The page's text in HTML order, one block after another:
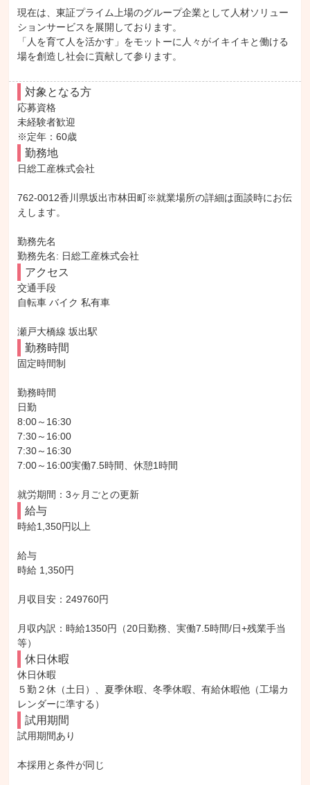
現在は、東証プライム上場のグループ企業として人材ソリュー
ションサービスを展開しております。
「人を育て人を活かす」をモットーに人々がイキイキと働ける
場を創造し社会に貢献して参ります。
対象となる方
応募資格
未経験者歓迎
※定年：60歳
勤務地
日総工産株式会社
762-0012香川県坂出市林田町※就業場所の詳細は面談時にお伝
えします。
勤務先名
勤務先名: 日総工産株式会社
アクセス
交通手段
自転車 バイク 私有車
瀬戸大橋線 坂出駅
勤務時間
固定時間制
勤務時間
日勤
8:00～16:30
7:30～16:00
7:30～16:30
7:00～16:00実働7.5時間、休憩1時間
就労期間：3ヶ月ごとの更新
給与
時給1,350円以上
給与
時給 1,350円
月収目安：249760円
月収内訳：時給1350円（20日勤務、実働7.5時間/日+残業手当
等）
休日休暇
休日休暇
５勤２休（土日）、夏季休暇、冬季休暇、有給休暇他（工場カ
レンダーに準する）
試用期間
試用期間あり
本採用と条件が同じ